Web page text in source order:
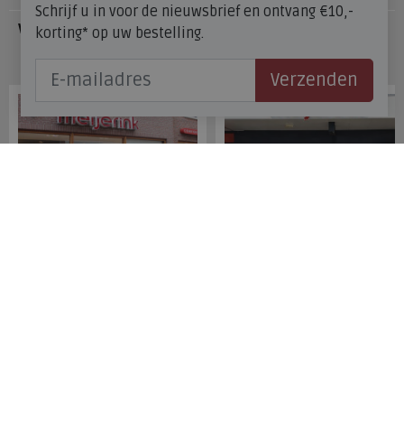
Veelgestelde vragen
Schrijf u in voor de nieuwsbrief en ontvang €10,-
korting* op uw bestelling.
Verzenden